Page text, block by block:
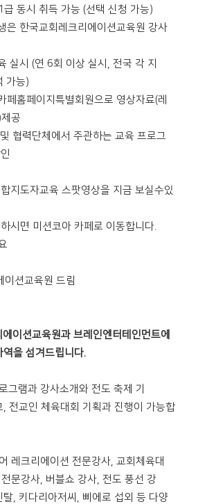
급 동시 취득 가능 (선택 신청 가능)
한국교회레크리에이션교육원 강사
실시 (연 6회 이상 실시, 전국 각 지
가능)
홈페이지특별회원으로 영상자료(레
공
협력단체에서 주관하는 교육 프로그
지도자교육 스팟영상을 지금 보실수있
시면 미션코아 카페로 이동합니다.
이션교육원 드림
이션교육원과 브레인엔터테인먼트에
을 섬겨드립니다.
그램과 강사소개와 전도 축제 기
, 전교인 체육대회 기획과 진행이 가능합
레크리에이션 전문강사, 교회체육대
문강사, 버블쇼 강사, 전도 풍선 강
, 키다리아저씨, 삐에로 섭외 등 다양